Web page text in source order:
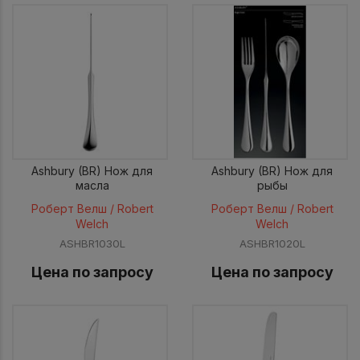
Ashbury (BR) Нож для
масла
Роберт Велш / Robert
Welch
ASHBR1030L
Цена по запросу
Ashbury (BR) Нож для
рыбы
Роберт Велш / Robert
Welch
ASHBR1020L
Цена по запросу